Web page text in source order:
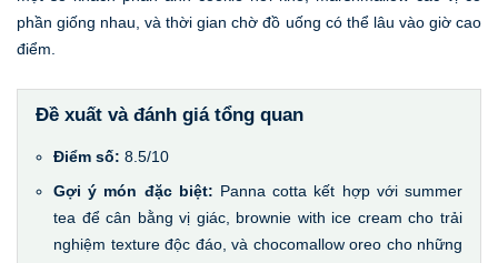
phần giống nhau, và thời gian chờ đồ uống có thể lâu vào giờ cao
điểm.
Đề xuất và đánh giá tổng quan
Điểm số: 8.5/10
Gợi ý món đặc biệt: Panna cotta kết hợp với summer
tea để cân bằng vị giác, brownie with ice cream cho trải
nghiệm texture độc đáo, và chocomallow oreo cho những